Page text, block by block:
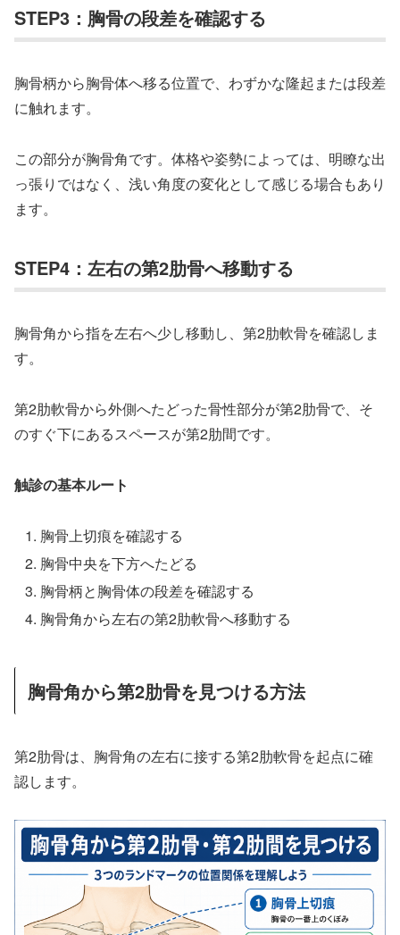
STEP3：胸骨の段差を確認する
胸骨柄から胸骨体へ移る位置で、わずかな隆起または段差
に触れます。
この部分が胸骨角です。体格や姿勢によっては、明瞭な出
っ張りではなく、浅い角度の変化として感じる場合もあり
ます。
STEP4：左右の第2肋骨へ移動する
胸骨角から指を左右へ少し移動し、第2肋軟骨を確認しま
す。
第2肋軟骨から外側へたどった骨性部分が第2肋骨で、そ
のすぐ下にあるスペースが第2肋間です。
触診の基本ルート
胸骨上切痕を確認する
胸骨中央を下方へたどる
胸骨柄と胸骨体の段差を確認する
胸骨角から左右の第2肋軟骨へ移動する
胸骨角から第2肋骨を見つける方法
第2肋骨は、胸骨角の左右に接する第2肋軟骨を起点に確
認します。